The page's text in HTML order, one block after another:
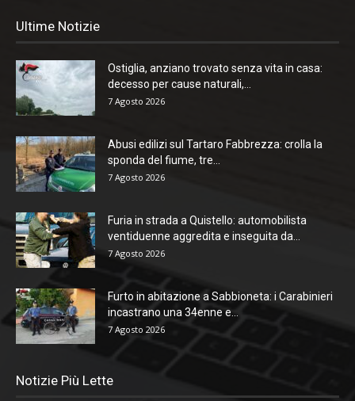
Ultime Notizie
Ostiglia, anziano trovato senza vita in casa:
decesso per cause naturali,...
7 Agosto 2026
Abusi edilizi sul Tartaro Fabbrezza: crolla la
sponda del fiume, tre...
7 Agosto 2026
Furia in strada a Quistello: automobilista
ventiduenne aggredita e inseguita da...
7 Agosto 2026
Furto in abitazione a Sabbioneta: i Carabinieri
incastrano una 34enne e...
7 Agosto 2026
Notizie Più Lette